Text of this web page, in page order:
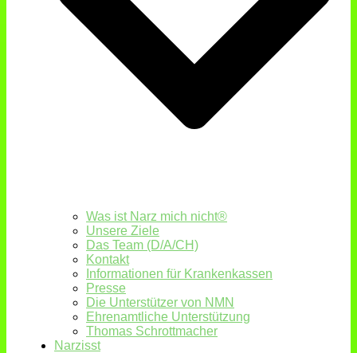
Was ist Narz mich nicht®
Unsere Ziele
Das Team (D/A/CH)
Kontakt
Informationen für Krankenkassen
Presse
Die Unterstützer von NMN
Ehrenamtliche Unterstützung
Thomas Schrottmacher
Narzisst